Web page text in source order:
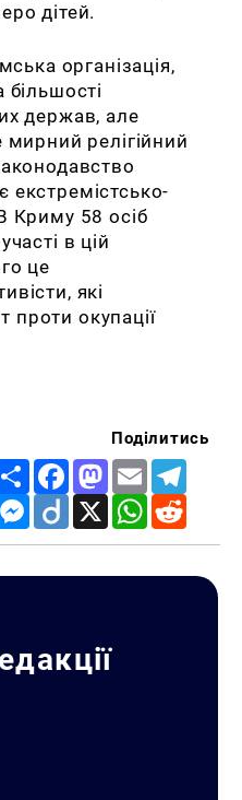
дітей.
організація,
більшості
держав, але
мирний релігійний
екстремістсько-
Криму 58 осіб
в цій
це
які
проти окупації
Поділитись
Share FacebookMastodon
Email
Messenger
Diigo X WhatsApp